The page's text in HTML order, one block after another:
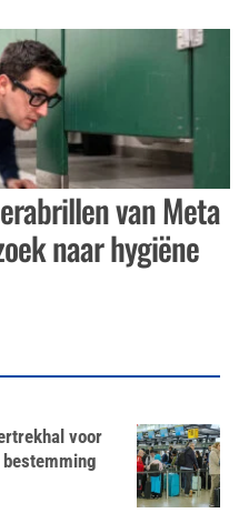
van Meta
naar hygiëne
voor